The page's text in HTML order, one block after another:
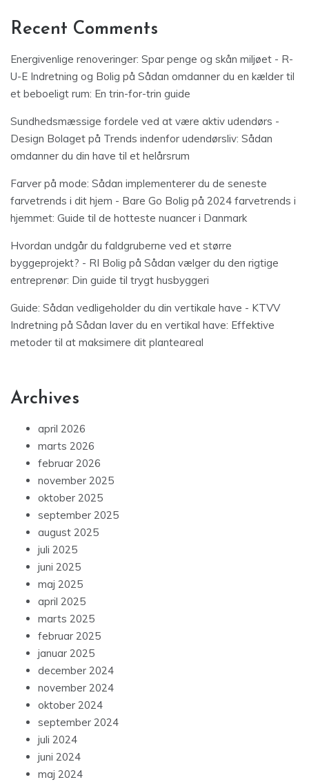
Recent Comments
Energivenlige renoveringer: Spar penge og skån miljøet - R-
U-E Indretning og Bolig på Sådan omdanner du en kælder til
et beboeligt rum: En trin-for-trin guide
Sundhedsmæssige fordele ved at være aktiv udendørs -
Design Bolaget på Trends indenfor udendørsliv: Sådan
omdanner du din have til et helårsrum
Farver på mode: Sådan implementerer du de seneste
farvetrends i dit hjem - Bare Go Bolig på 2024 farvetrends i
hjemmet: Guide til de hotteste nuancer i Danmark
Hvordan undgår du faldgruberne ved et større
byggeprojekt? - RI Bolig på Sådan vælger du den rigtige
entreprenør: Din guide til trygt husbyggeri
Guide: Sådan vedligeholder du din vertikale have - KTVV
Indretning på Sådan laver du en vertikal have: Effektive
metoder til at maksimere dit planteareal
Archives
april 2026
marts 2026
februar 2026
november 2025
oktober 2025
september 2025
august 2025
juli 2025
juni 2025
maj 2025
april 2025
marts 2025
februar 2025
januar 2025
december 2024
november 2024
oktober 2024
september 2024
juli 2024
juni 2024
maj 2024